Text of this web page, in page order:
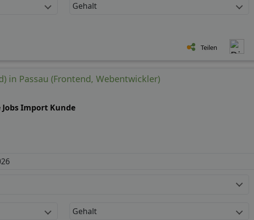
Gehalt
Teilen
in Passau (Frontend, Webentwickler)
Import Kunde
Gehalt